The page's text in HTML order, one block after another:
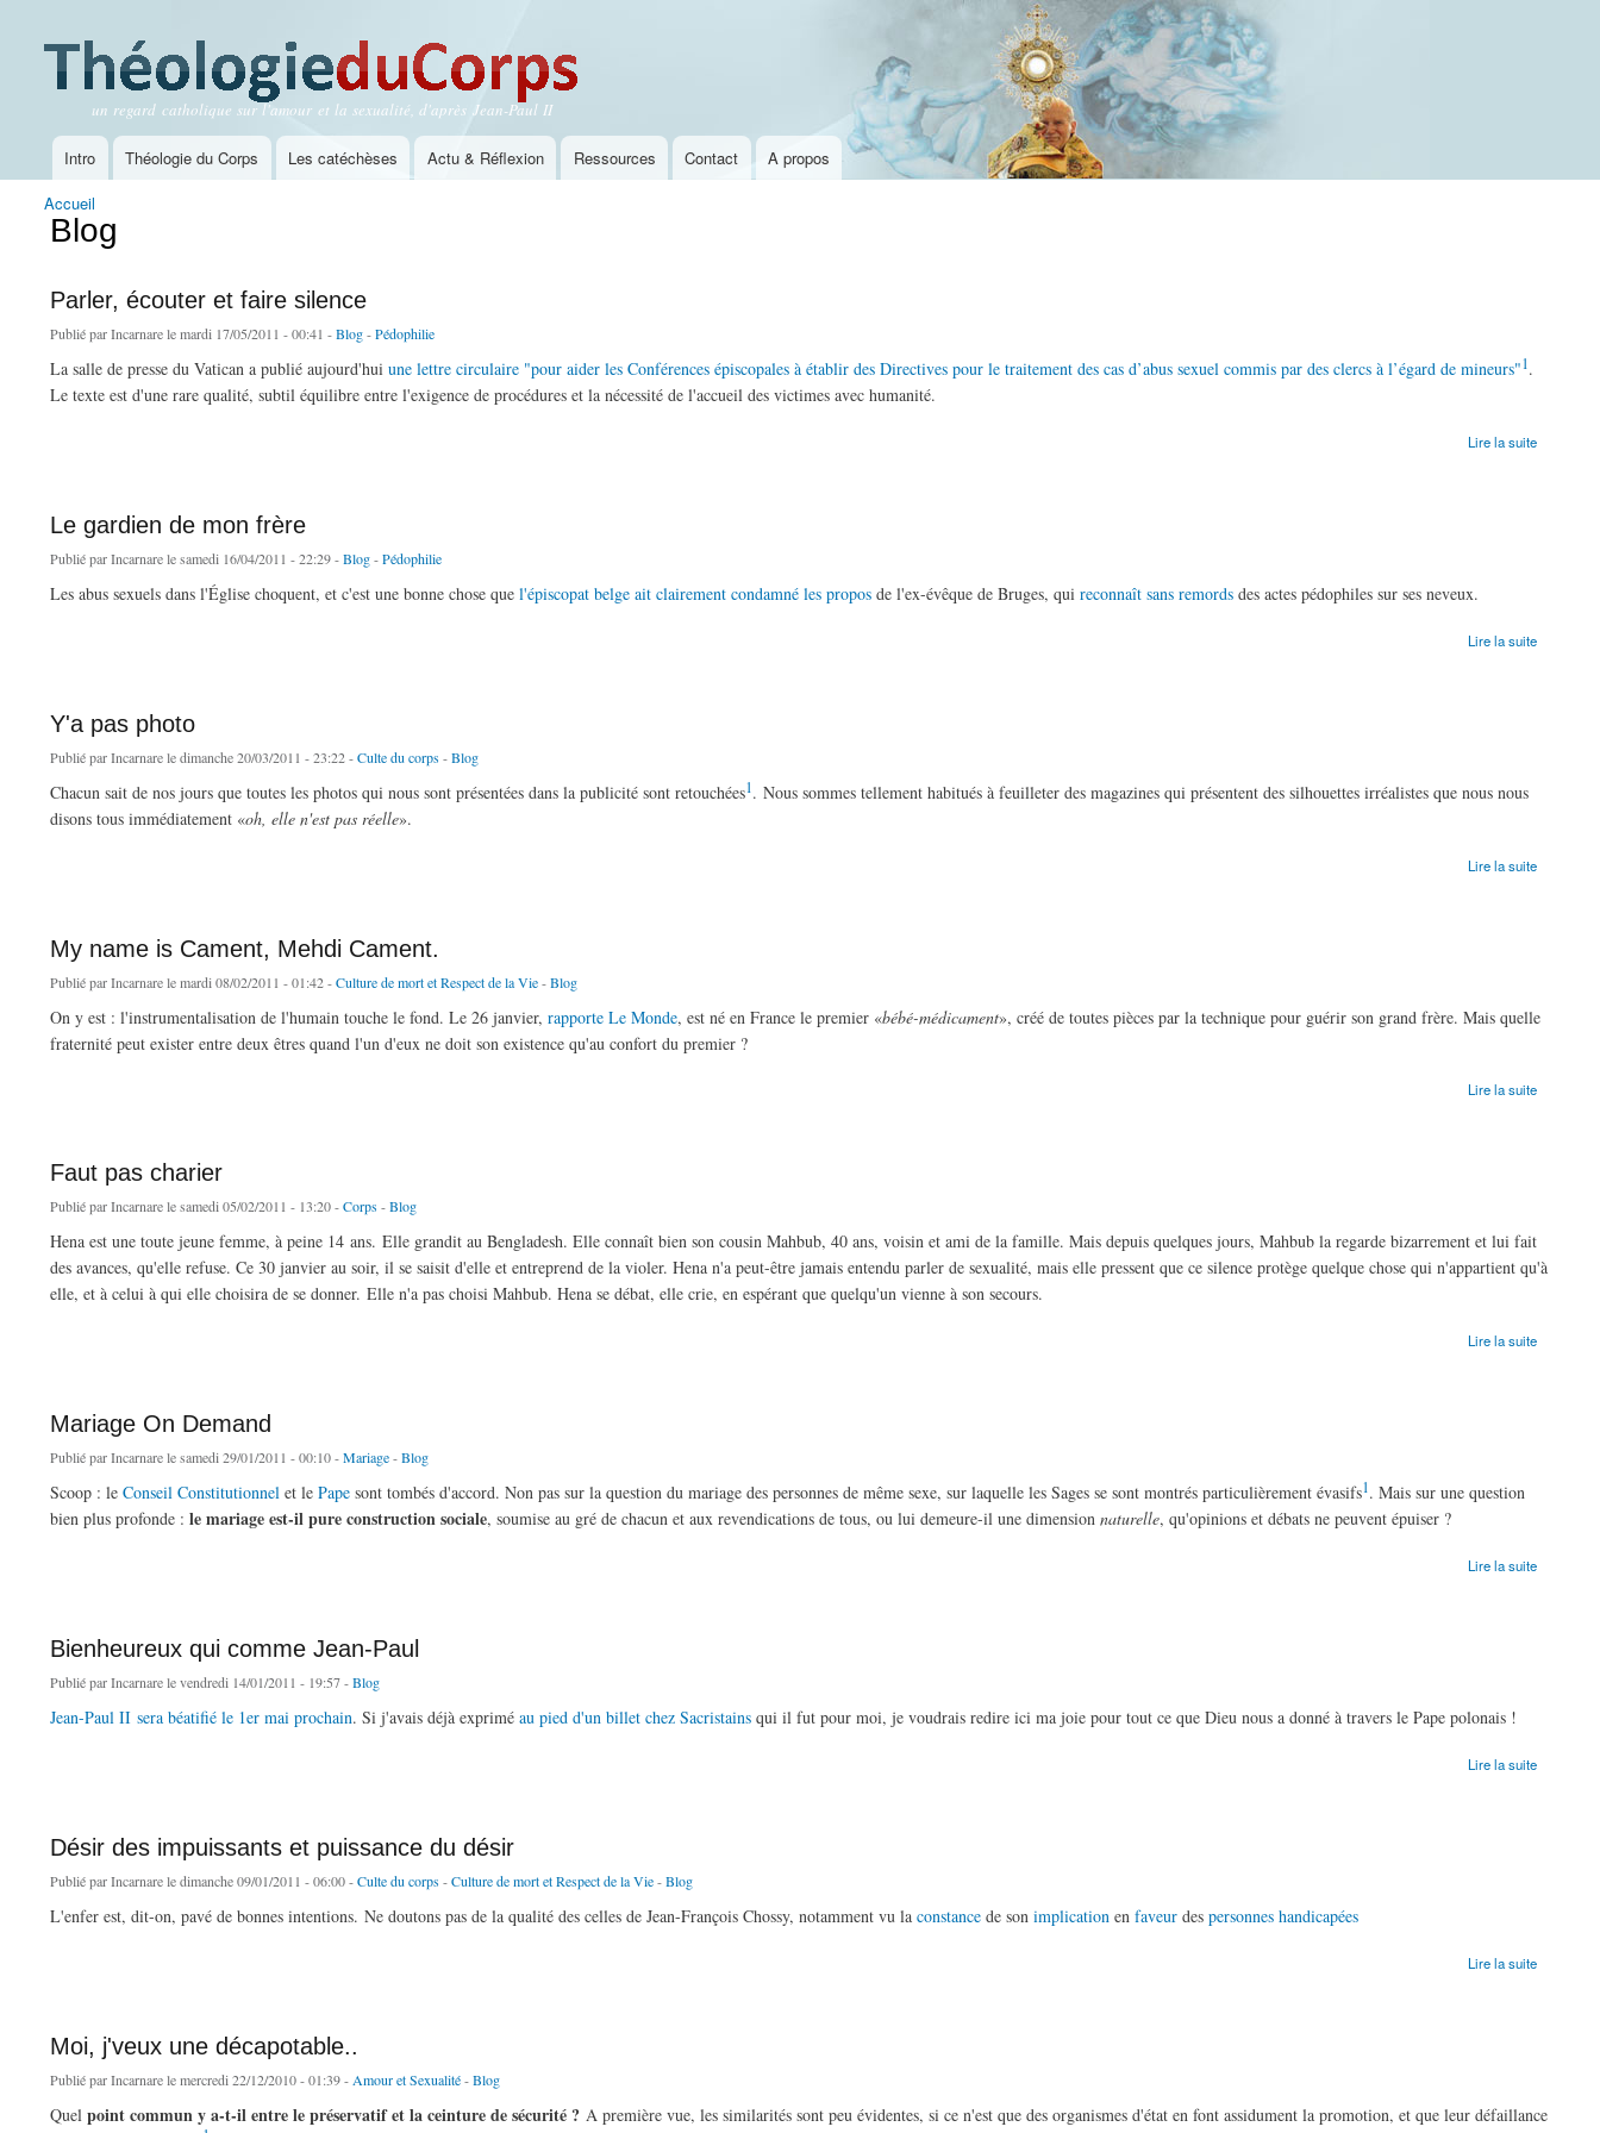
Théologie du Corps
un regard catholique sur l'amour et la sexualité, d'après Jean-Paul II
Menu principal
Intro Théologie du Corps Les catéchèses Actu & Réflexion Ressources Contact A propos
Vous êtes ici
Accueil
Blog
Parler, écouter et faire silence
Publié parIncarnarele mardi 17/05/2011 - 00:41 -Blog-Pédophilie
La salle de presse du Vatican a publié aujourd'hui une lettre circulaire "pour aider les Conférences épiscopales à établir des Directives pour le traitement des cas d’abus sexuel commis par des clercs à l’égard de mineurs"1.
Le texte est d'une rare qualité, subtil équilibre entre l'exigence de procédures et la nécessité de l'accueil des victimes avec humanité.
Lire la suite
Le gardien de mon frère
Publié parIncarnarele samedi 16/04/2011 - 22:29 -Blog-Pédophilie
Les abus sexuels dans l'Église choquent, et c'est une bonne chose que l'épiscopat belge ait clairement condamné les propos de l'ex-évêque de Bruges, qui reconnaît sans remords des actes pédophiles sur ses neveux.
Lire la suite
Y'a pas photo
Publié parIncarnarele dimanche 20/03/2011 - 23:22 -Culte du corps -Blog
Chacun sait de nos jours que toutes les photos qui nous sont présentées dans la publicité sont retouchées1. Nous sommes tellement habitués à feuilleter des magazines qui présentent des silhouettes irréalistes que nous nous
disons tous immédiatement «oh, elle n'est pas réelle».
Lire la suite
My name is Cament, Mehdi Cament.
Publié parIncarnarele mardi 08/02/2011 - 01:42 -Culture de mort et Respect de la Vie-Blog
On y est : l'instrumentalisation de l'humain touche le fond. Le 26 janvier, rapporte Le Monde, est né en France le premier «bébé-médicament», créé de toutes pièces par la technique pour guérir son grand frère. Mais quelle
fraternité peut exister entre deux êtres quand l'un d'eux ne doit son existence qu'au confort du premier ?
Lire la suite
Faut pas charier
Publié parIncarnarele samedi 05/02/2011 - 13:20 -Corps -Blog
Hena est une toute jeune femme, à peine 14 ans. Elle grandit au Bengladesh. Elle connaît bien son cousin Mahbub, 40 ans, voisin et ami de la famille. Mais depuis quelques jours, Mahbub la regarde bizarrement et lui fait
des avances, qu'elle refuse. Ce 30 janvier au soir, il se saisit d'elle et entreprend de la violer. Hena n'a peut-être jamais entendu parler de sexualité, mais elle pressent que ce silence protège quelque chose qui n'appartient qu'à
elle, et à celui à qui elle choisira de se donner. Elle n'a pas choisi Mahbub. Hena se débat, elle crie, en espérant que quelqu'un vienne à son secours.
Lire la suite
Mariage On Demand
Publié parIncarnarele samedi 29/01/2011 - 00:10 -Mariage-Blog
Scoop : le Conseil Constitutionnel et le Pape sont tombés d'accord. Non pas sur la question du mariage des personnes de même sexe, sur laquelle les Sages se sont montrés particulièrement évasifs1. Mais sur une question
bien plus profonde : le mariage est-il pure construction sociale, soumise au gré de chacun et aux revendications de tous, ou lui demeure-il une dimension naturelle, qu'opinions et débats ne peuvent épuiser ?
Lire la suite
Bienheureux qui comme Jean-Paul
Publié parIncarnarele vendredi 14/01/2011 - 19:57 -Blog
Jean-Paul II sera béatifié le 1er mai prochain. Si j'avais déjà exprimé au pied d'un billet chez Sacristains qui il fut pour moi, je voudrais redire ici ma joie pour tout ce que Dieu nous a donné à travers le Pape polonais !
Lire la suite
Désir des impuissants et puissance du désir
Publié parIncarnarele dimanche 09/01/2011 - 06:00 -Culte du corps -Culture de mort et Respect de la Vie-Blog
L'enfer est, dit-on, pavé de bonnes intentions. Ne doutons pas de la qualité des celles de Jean-François Chossy, notamment vu la constance de son implication en faveur des personnes handicapées
Lire la suite
Moi, j'veux une décapotable..
Publié parIncarnarele mercredi 22/12/2010 - 01:39 - Amour et Sexualité-Blog
Quel point commun y a-t-il entre le préservatif et la ceinture de sécurité ? A première vue, les similarités sont peu évidentes, si ce n'est que des organismes d'état en font assidument la promotion, et que leur défaillance